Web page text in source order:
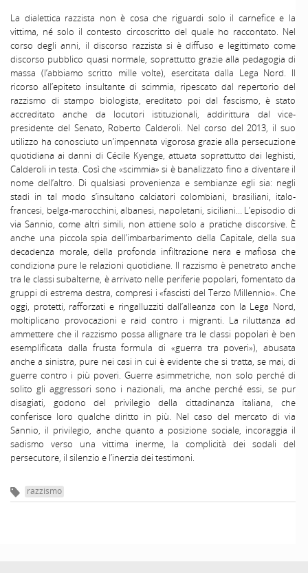
La dialettica razzista non è cosa che riguardi solo il carnefice e la
vittima, né solo il contesto circoscritto del quale ho raccontato. Nel
corso degli anni, il discorso razzista si è diffuso e legittimato come
discorso pubblico quasi normale, soprattutto grazie alla pedagogia di
massa (l’abbiamo scritto mille volte), esercitata dalla Lega Nord. Il
ricorso all’epiteto insultante di scimmia, ripescato dal repertorio del
razzismo di stampo biologista, ereditato poi dal fascismo, è stato
accreditato anche da locutori istituzionali, addirittura dal vice-
presidente del Senato, Roberto Calderoli. Nel corso del 2013, il suo
utilizzo ha conosciuto un’impennata vigorosa grazie alla persecuzione
quotidiana ai danni di Cécile Kyenge, attuata soprattutto dai leghisti,
Calderoli in testa. Così che «scimmia» si è banalizzato fino a diventare il
nome dell’altro. Di qualsiasi provenienza e sembianze egli sia: negli
stadi in tal modo s’insultano calciatori colombiani, brasiliani, italo-
francesi, belga-marocchini, albanesi, napoletani, siciliani… L’episodio di
via Sannio, come altri simili, non attiene solo a pratiche discorsive. È
anche una piccola spia dell’imbarbarimento della Capitale, della sua
decadenza morale, della profonda infiltrazione nera e mafiosa che
condiziona pure le relazioni quotidiane. Il razzismo è penetrato anche
tra le classi subalterne, è arrivato nelle periferie popolari, fomentato da
gruppi di estrema destra, compresi i «fascisti del Terzo Millennio». Che
oggi, protetti, rafforzati e ringalluzziti dall’alleanza con la Lega Nord,
moltiplicano provocazioni e raid contro i migranti. La riluttanza ad
ammettere che il razzismo possa allignare tra le classi popolari è ben
esemplificata dalla frusta formula di «guerra tra poveri»), abusata
anche a sinistra, pure nei casi in cui è evidente che si tratta, se mai, di
guerre contro i più poveri. Guerre asimmetriche, non solo perché di
solito gli aggressori sono i nazionali, ma anche perché essi, se pur
disagiati, godono del privilegio della cittadinanza italiana, che
conferisce loro qualche diritto in più. Nel caso del mercato di via
Sannio, il privilegio, anche quanto a posizione sociale, incoraggia il
sadismo verso una vittima inerme, la complicità dei sodali del
persecutore, il silenzio e l’inerzia dei testimoni.
razzismo